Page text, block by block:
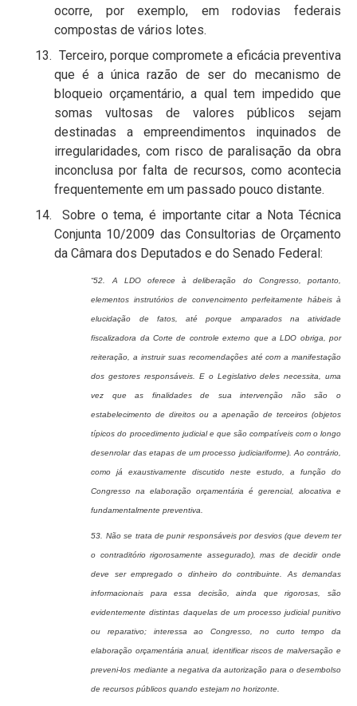
ocorre, por exemplo, em rodovias federais
compostas de vários lotes.
13. Terceiro, porque compromete a eficácia preventiva
que é a única razão de ser do mecanismo de
bloqueio orçamentário, a qual tem impedido que
somas vultosas de valores públicos sejam
destinadas a empreendimentos inquinados de
irregularidades, com risco de paralisação da obra
inconclusa por falta de recursos, como acontecia
frequentemente em um passado pouco distante.
14. Sobre o tema, é importante citar a Nota Técnica
Conjunta 10/2009 das Consultorias de Orçamento
da Câmara dos Deputados e do Senado Federal:
“52. A LDO oferece à deliberação do Congresso, portanto,
elementos instrutórios de convencimento perfeitamente hábeis à
elucidação de fatos, até porque amparados na atividade
fiscalizadora da Corte de controle externo que a LDO obriga, por
reiteração, a instruir suas recomendações até com a manifestação
dos gestores responsáveis. E o Legislativo deles necessita, uma
vez que as finalidades de sua intervenção não são o
estabelecimento de direitos ou a apenação de terceiros (objetos
típicos do procedimento judicial e que são compatíveis com o longo
desenrolar das etapas de um processo judiciariforme). Ao contrário,
como já exaustivamente discutido neste estudo, a função do
Congresso na elaboração orçamentária é gerencial, alocativa e
fundamentalmente preventiva.
53. Não se trata de punir responsáveis por desvios (que devem ter
o contraditório rigorosamente assegurado), mas de decidir onde
deve ser empregado o dinheiro do contribuinte. As demandas
informacionais para essa decisão, ainda que rigorosas, são
evidentemente distintas daquelas de um processo judicial punitivo
ou reparativo; interessa ao Congresso, no curto tempo da
elaboração orçamentária anual, identificar riscos de malversação e
preveni-los mediante a negativa da autorização para o desembolso
de recursos públicos quando estejam no horizonte.